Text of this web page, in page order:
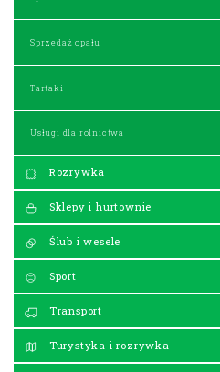
Sprzedaż opału
Tartaki
Usługi dla rolnictwa
Rozrywka
Sklepy i hurtownie
Ślub i wesele
Sport
Transport
Turystyka i rozrywka